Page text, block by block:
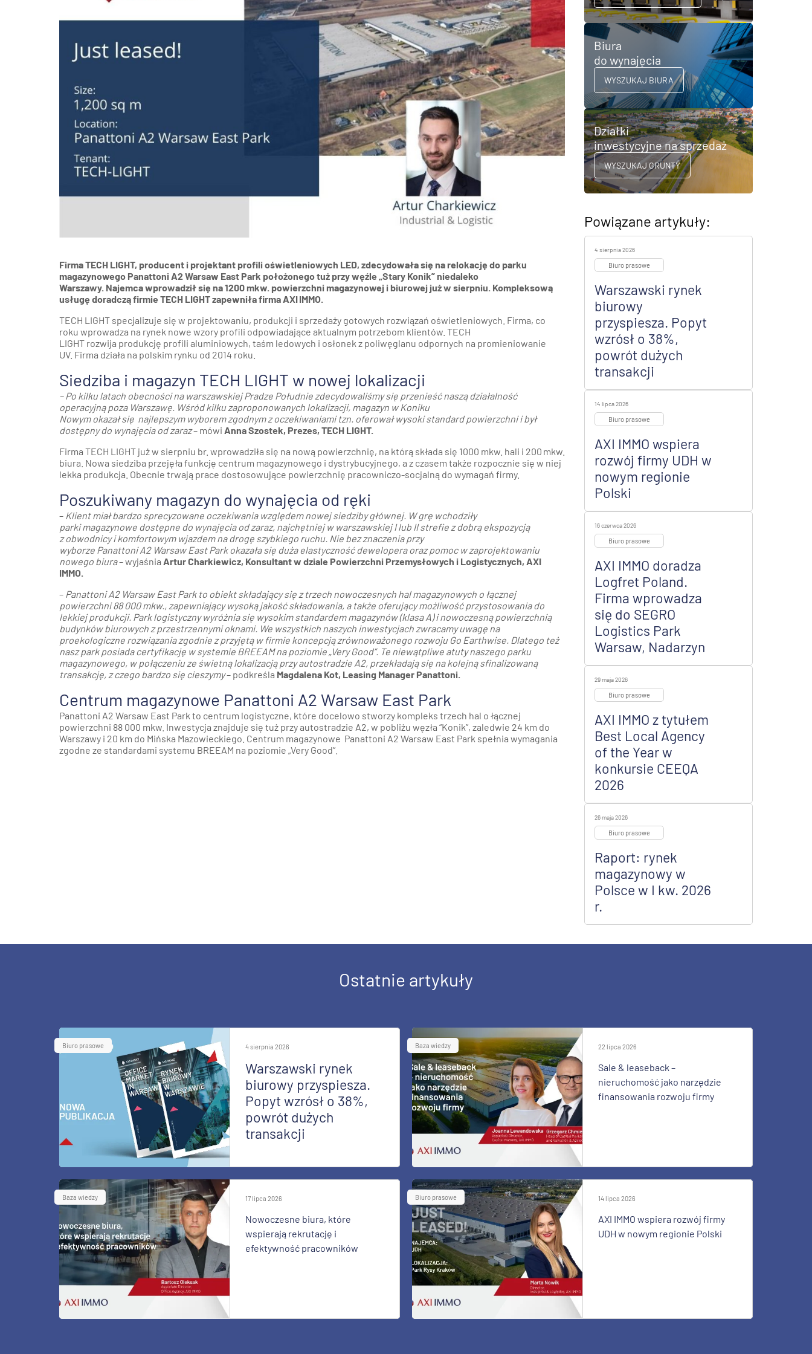
Poznaj nas –
najmu i zakupu
magazynów, hal
produkcyjnych
AXI IMMO
Poznań i okolice
Wrocław i okolice
Gdańsk i okolice
Szczecin i okolice
Firma TECH LIGHT, producent i projektant profili oświetleniowych LED, zdecydowała się na relokację do parku
magazynowego Panattoni A2 Warsaw East Park położonego tuż przy węźle „Stary Konik” niedaleko
Warszawy. Najemca wprowadził się na 1200 mkw. powierzchni magazynowej i biurowej już w sierpniu. Kompleksową
usługę doradczą firmie TECH LIGHT zapewniła firma AXI IMMO.
TECH LIGHT specjalizuje się w projektowaniu, produkcji i sprzedaży gotowych rozwiązań oświetleniowych. Firma, co
roku wprowadza na rynek nowe wzory profili odpowiadające aktualnym potrzebom klientów. TECH
LIGHT rozwija produkcję profili aluminiowych, taśm ledowych i osłonek z poliwęglanu odpornych na promieniowanie
UV. Firma działa na polskim rynku od 2014 roku.
Siedziba i magazyn TECH LIGHT w nowej lokalizacji
– Po kilku latach obecności na warszawskiej Pradze Południe zdecydowaliśmy się przenieść naszą działalność
operacyjną poza Warszawę. Wśród kilku zaproponowanych lokalizacji, magazyn w Koniku
Nowym okazał się najlepszym wyborem zgodnym z oczekiwaniami tzn. oferował wysoki standard powierzchni i był
dostępny do wynajęcia od zaraz– mówi Anna Szostek, Prezes, TECH LIGHT.
Firma TECH LIGHT już w sierpniu br. wprowadziła się na nową powierzchnię, na którą składa się 1000 mkw. hali i 200 mkw.
biura. Nowa siedziba przejęła funkcję centrum magazynowego i dystrybucyjnego, a z czasem także rozpocznie się w niej
lekka produkcja. Obecnie trwają prace dostosowujące powierzchnię pracowniczo-socjalną do wymagań firmy.
Poszukiwany magazyn do wynajęcia od ręki
– Klient miał bardzo sprecyzowane oczekiwania względem nowej siedziby głównej. W grę wchodziły
parki magazynowe dostępne do wynajęcia od zaraz, najchętniej w warszawskiej I lub II strefie z dobrą ekspozycją
z obwodnicy i komfortowym wjazdem na drogę szybkiego ruchu. Nie bez znaczenia przy
wyborze Panattoni A2 Warsaw East Park okazała się duża elastyczność dewelopera oraz pomoc w zaprojektowaniu
nowego biura– wyjaśnia Artur Charkiewicz, Konsultant w dziale Powierzchni Przemysłowych i Logistycznych, AXI
IMMO.
– Panattoni A2 Warsaw East Park to obiekt składający się z trzech nowoczesnych hal magazynowych o łącznej
powierzchni 88 000 mkw., zapewniający wysoką jakość składowania, a także oferujący możliwość przystosowania do
lekkiej produkcji. Park logistyczny wyróżnia się wysokim standardem magazynów (klasa A) i nowoczesną powierzchnią
budynków biurowych z przestrzennymi oknami. We wszystkich naszych inwestycjach zwracamy uwagę na
proekologiczne rozwiązania zgodnie z przyjętą w firmie koncepcją zrównoważonego rozwoju Go Earthwise. Dlatego też
nasz park posiada certyfikację w systemie BREEAM na poziomie „Very Good”. Te niewątpliwe atuty naszego parku
magazynowego, w połączeniu ze świetną lokalizacją przy autostradzie A2, przekładają się na kolejną sfinalizowaną
transakcję, z czego bardzo się cieszymy– podkreśla Magdalena Kot, Leasing Manager Panattoni.
Centrum magazynowe Panattoni A2 Warsaw East Park
Panattoni A2 Warsaw East Park to centrum logistyczne, które docelowo stworzy kompleks trzech hal o łącznej
powierzchni 88 000 mkw. Inwestycja znajduje się tuż przy autostradzie A2, w pobliżu węzła “Konik”, zaledwie 24 km do
Warszawy i 20 km do Mińska Mazowieckiego. Centrum magazynowe Panattoni A2 Warsaw East Park spełnia wymagania
zgodne ze standardami systemu BREEAM na poziomie „Very Good”.
Biura
do wynajęcia
WYSZUKAJ BIURA
Działki
inwestycyjne na sprzedaż
WYSZUKAJ GRUNTY
Powiązane artykuły:
4 sierpnia 2026
Biuro prasowe
Warszawski rynek
biurowy
przyspiesza. Popyt
wzrósł o 38%,
powrót dużych
transakcji
14 lipca 2026
Biuro prasowe
AXI IMMO wspiera
rozwój firmy UDH w
nowym regionie
Polski
16 czerwca 2026
Biuro prasowe
AXI IMMO doradza
Logfret Poland.
Firma wprowadza
się do SEGRO
Logistics Park
Warsaw, Nadarzyn
29 maja 2026
Biuro prasowe
AXI IMMO z tytułem
Best Local Agency
of the Year w
konkursie CEEQA
2026
26 maja 2026
Biuro prasowe
Raport: rynek
magazynowy w
Polsce w I kw. 2026
r.
Ostatnie artykuły
Biuro prasowe 4 sierpnia 2026
Warszawski rynek
biurowy przyspiesza.
Popyt wzrósł o 38%,
powrót dużych
transakcji
Baza wiedzy 22 lipca 2026
Sale & leaseback –
nieruchomość jako narzędzie
finansowania rozwoju firmy
Baza wiedzy 17 lipca 2026
Nowoczesne biura, które
wspierają rekrutację i
efektywność pracowników
Biuro prasowe 14 lipca 2026
AXI IMMO wspiera rozwój firmy
UDH w nowym regionie Polski